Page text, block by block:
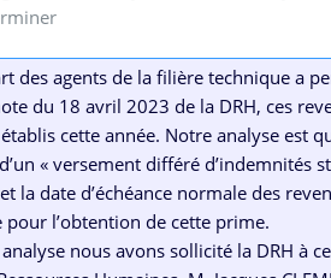
des agents de la filière technique a
du 18 avril 2023 de la DRH, ces
cette année. Notre analyse est
« versement différé
la date d’échéance normale des
l’obtention de cette prime.
nous avons sollicité la DRH à